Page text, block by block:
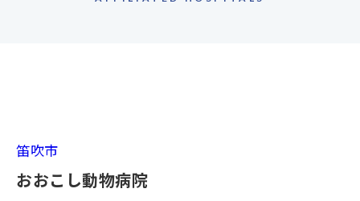
笛吹市
おおこし動物病院